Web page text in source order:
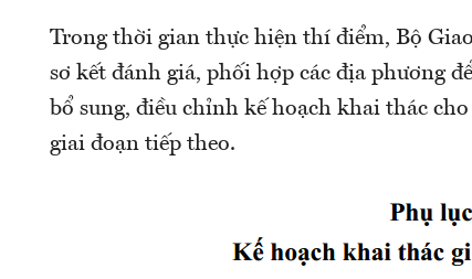
Trong thời gian thực hiện thí điểm, Bộ
sơ kết đánh giá, phối hợp các địa phương
bổ sung, điều chỉnh kế hoạch khai thác
giai đoạn tiếp theo.